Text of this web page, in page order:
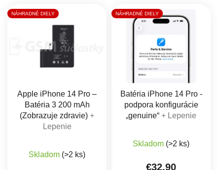
Výpis produktov
NÁHRADNÉ DIELY
Apple iPhone 14 Pro –
Batéria 3 200 mAh
(Zobrazuje zdravie)+
Lepenie
Priemerné hodnotenie produktu je 5,0 z 5
Skladom (>2 ks)
NÁHRADNÉ DIELY
Batéria iPhone 14 Pro -
podpora konfigurácie
„genuine“+ Lepenie
Skladom (>2 ks)
€32,90